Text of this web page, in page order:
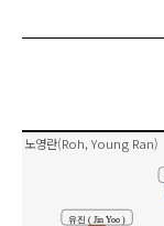
노영란(Roh, Young Ran)
유진 ( Jin Yoo )